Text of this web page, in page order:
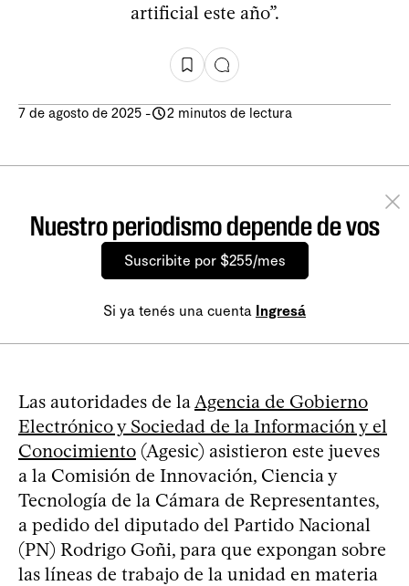
artificial este año”.
7 de agosto de 2025 - 2 minutos de lectura
Nuestro periodismo depende de vos
Suscribite por $255/mes
Si ya tenés una cuenta Ingresá
Las autoridades de la Agencia de Gobierno
Electrónico y Sociedad de la Información y el
Conocimiento (Agesic) asistieron este jueves
a la Comisión de Innovación, Ciencia y
Tecnología de la Cámara de Representantes,
a pedido del diputado del Partido Nacional
(PN) Rodrigo Goñi, para que expongan sobre
las líneas de trabajo de la unidad en materia